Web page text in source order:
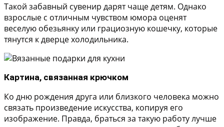
Такой забавный сувенир дарят чаще детям. Однако
взрослые с отличным чувством юмора оценят
веселую обезьянку или грациозную кошечку, которые
тянутся к дверце холодильника.
Картина, связанная крючком
Ко дню рождения друга или близкого человека можно
связать произведение искусства, копируя его
изображение. Правда, браться за такую работу лучше